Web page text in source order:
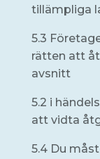
tillämpliga
5.3
rätten att
avsnitt
5.2 i
att vidta
5.4 Du